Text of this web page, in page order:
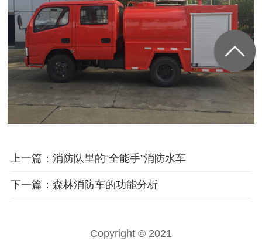
上一篇：消防队里的“全能手”消防水车
下一篇：森林消防车的功能分析
Copyright © 2021